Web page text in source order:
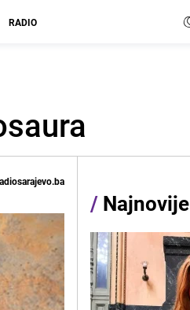
RADIO
/ Najnovije